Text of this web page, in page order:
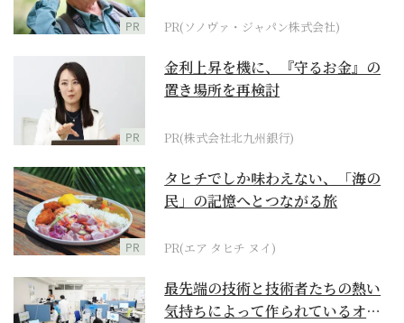
PR PR(ソノヴァ・ジャパン株式会社)
PR
金利上昇を機に、『守るお金』の
置き場所を再検討
PR(株式会社北九州銀行)
PR
タヒチでしか味わえない、「海の
民」の記憶へとつながる旅
PR(エア タヒチ ヌイ)
最先端の技術と技術者たちの熱い
気持ちによって作られているオー